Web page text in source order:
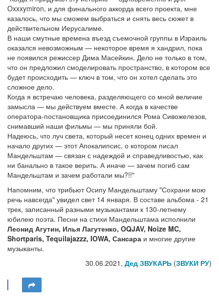
Oxxxymiron, и для финального аккорда всего проекта, мне
казалось, что мы сможем выбраться и снять весь сюжет в
действительном Иерусалиме.
В наши смутные времена въезд съемочной группы в Израиль
оказался невозможным — некоторое время я хандрил, пока
не появился режиссер Дима Масейкин. Дело не только в том,
что он предложил смоделировать пространство, в котором все
будет происходить — ключ в том, что он хотел сделать это
сложное дело.
Когда я встречаю человека, разделяющего со мной величие
замысла — мы действуем вместе. А когда в качестве
оператора-постановщика присоединился Рома Сивожелезов,
снимавший наши фильмы — мы приняли бой.
Надеюсь, что луч света, который несет конец одних времен и
начало других — этот Апокалипсис, о котором писал
Мандельштам — связан с надеждой и справедливостью, как
ни банально в такое верить. А иначе — зачем погиб сам
Мандельштам и зачем работали мы?!!"
Напомним, что трибьют Осипу Мандельштаму "Сохрани мою
речь навсегда" увидел свет 14 января. В составе альбома - 21
трек, записанный разными музыкантами к 130-летнему
юбилею поэта. Песни на стихи Мандельштама исполнили
Леонид Агутин, Илья Лагутенко, OQJAV, Noize MC,
Shortparis, Tequilajazzz, IOWA, Сансара и многие другие
музыканты.
30.06.2021, Дед ЗВУКАРЬ (ЗВУКИ РУ)